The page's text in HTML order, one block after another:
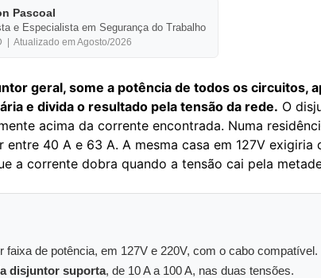
Pascoal
e Especialista em Segurança do Trabalho
| Atualizado em Agosto/2026
geral, some a potência de todos os circuitos,
e divida o resultado pela tensão da rede. O
acima da corrente encontrada. Numa
40 A e 63 A. A mesma casa em 127V exigiria
a corrente dobra quando a tensão cai pela
faixa de potência, em 127V e 220V, com o cabo compatível.
disjuntor suporta, de 10 A a 100 A, nas duas tensões.